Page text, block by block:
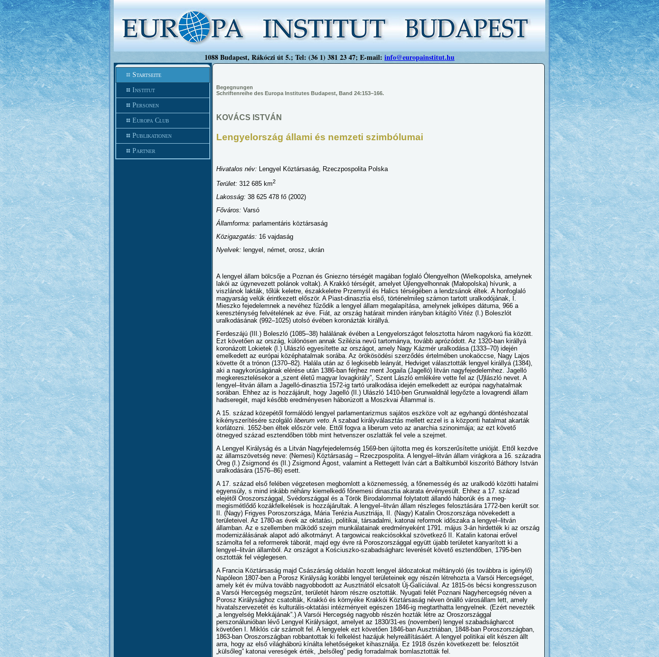
1088 Budapest, Rákóczi út 5.; Tel: (36 1) 381 23 47; E-mail: info@europainstitut.hu
Startseite
Institut
Personen
Europa Club
Publikationen
Partner
Begegnungen
Schriftenreihe des Europa Institutes Budapest, Band 24:153–166.
KOVÁCS ISTVÁN
Lengyelország állami és nemzeti szimbólumai
Hivatalos név: Lengyel Köztársaság, Rzeczpospolita Polska
Terület: 312 685 km2
Lakosság: 38 625 478 fő (2002)
Főváros: Varsó
Államforma: parlamentáris köztársaság
Közigazgatás: 16 vajdaság
Nyelvek: lengyel, német, orosz, ukrán
A lengyel állam bölcsője a Poznan és Gniezno térségét magában foglaló Ólengyelhon (Wielkopolska, amelynek
lakói az úgynevezett polánok voltak). A Krakkó térségét, amelyet Újlengyelhonnak (Małopolska) hívunk, a
viszlánok lakták, tőlük keletre, északkeletre Przemyśl és Halics térségében a lendzsánok éltek. A honfoglaló
magyarság velük érintkezett először. A Piast-dinasztia első, történelmileg számon tartott uralkodójának, I.
Mieszko fejedelemnek a nevéhez fűződik a lengyel állam megalapítása, amelynek jelképes dátuma, 966 a
kereszténység felvételének az éve. Fiát, az ország határait minden irányban kitágító Vitéz (I.) Boleszlót
uralkodásának (992–1025) utolsó évében koronázták királlyá.
Ferdeszájú (III.) Boleszló (1085–38) halálának évében a Lengyelországot felosztotta három nagykorú fia között.
Ezt követően az ország, különösen annak Szilézia nevű tartománya, tovább aprózódott. Az 1320-ban királlyá
koronázott Lokietek (I.) Ulászló egyesítette az országot, amely Nagy Kázmér uralkodása (1333–70) idején
emelkedett az európai középhatalmak sorába. Az örökösödési szerződés értelmében unokaöccse, Nagy Lajos
követte őt a trónon (1370–82). Halála után az ő legkisebb leányát, Hedviget választották lengyel királlyá (1384),
aki a nagykorúságának elérése után 1386-ban férjhez ment Jogaila (Jagelló) litván nagyfejedelemhez. Jagelló
megkeresztelésekor a „szent életű magyar lovagkirály”, Szent László emlékére vette fel az (U)lászló nevet. A
lengyel–litván állam a Jagelló-dinasztia 1572-ig tartó uralkodása idején emelkedett az európai nagyhatalmak
sorában. Ehhez az is hozzájárult, hogy Jagelló (II.) Ulászló 1410-ben Grunwaldnál legyőzte a lovagrendi állam
hadseregét, majd később eredményesen háborúzott a Moszkvai Állammal is.
A 15. század közepétől formálódó lengyel parlamentarizmus sajátos eszköze volt az egyhangú döntéshozatal
kikényszerítésére szolgáló liberum veto. A szabad királyválasztás mellett ezzel is a központi hatalmat akarták
korlátozni. 1652-ben éltek először vele. Ettől fogva a liberum veto az anarchia szinonimája; az ezt követő
ötnegyed század esztendőben több mint hetvenszer oszlatták fel vele a szejmet.
A Lengyel Királyság és a Litván Nagyfejedelemség 1569-ben újította meg és korszerűsítette unióját. Ettől kezdve
az államszövetség neve: (Nemesi) Köztársaság – Rzeczpospolita. A lengyel–litván állam virágkora a 16. századra
Öreg (I.) Zsigmond és (II.) Zsigmond Ágost, valamint a Rettegett Iván cárt a Baltikumból kiszorító Báthory István
uralkodására (1576–86) esett.
A 17. század első felében végzetesen megbomlott a köznemesség, a főnemesség és az uralkodó közötti hatalmi
egyensúly, s mind inkább néhány kiemelkedő főnemesi dinasztia akarata érvényesült. Ehhez a 17. század
elejétől Oroszországgal, Svédországgal és a Török Birodalommal folytatott állandó háborúk és a meg-
megismétlődő kozákfelkelések is hozzájárultak. A lengyel–litván állam részleges felosztására 1772-ben került sor.
II. (Nagy) Frigyes Poroszországa, Mária Terézia Ausztriája, II. (Nagy) Katalin Oroszországa növekedett a
területeivel. Az 1780-as évek az oktatási, politikai, társadalmi, katonai reformok időszaka a lengyel–litván
államban. Az e szellemben működő szejm munkálatainak eredményeként 1791. május 3-án hirdették ki az ország
modernizálásának alapot adó alkotmányt. A targowicai reakciósokkal szövetkező II. Katalin katonai erővel
számolta fel a reformerek táborát, majd egy évre rá Poroszországgal együtt újabb területet kanyarított ki a
lengyel–litván államból. Az országot a Kościuszko-szabadságharc leverését követő esztendőben, 1795-ben
osztották fel véglegesen.
A Francia Köztársaság majd Császárság oldalán hozott lengyel áldozatokat méltányoló (és továbbra is igénylő)
Napóleon 1807-ben a Porosz Királyság korábbi lengyel területeinek egy részén létrehozta a Varsói Hercegséget,
amely két év múlva tovább nagyobbodott az Ausztriától elcsatolt Új-Galíciával. Az 1815-ös bécsi kongresszuson
a Varsói Hercegség megszűnt, területét három részre osztották. Nyugati felét Poznani Nagyhercegség néven a
Porosz Királysághoz csatolták, Krakkó és környéke Krakkói Köztársaság néven önálló városállam lett, amely
hivatalszervezetét és kulturális-oktatási intézményeit egészen 1846-ig megtarthatta lengyelnek. (Ezért nevezték
„a lengyelség Mekkájának”.) A Varsói Hercegség nagyobb részén hozták létre az Oroszországgal
perszonálunióban lévő Lengyel Királyságot, amelyet az 1830/31-es (novemberi) lengyel szabadságharcot
követően I. Miklós cár számolt fel. A lengyelek ezt követően 1846-ban Ausztriában, 1848-ban Poroszországban,
1863-ban Oroszországban robbantottak ki felkelést hazájuk helyreállításáért. A lengyel politikai elit készen állt
arra, hogy az első világháború kínálta lehetőségeket kihasználja. Ez 1918 őszén következett be: felosztóit
„külsőleg” katonai vereségek érték, „belsőleg” pedig forradalmak bomlasztották fel.